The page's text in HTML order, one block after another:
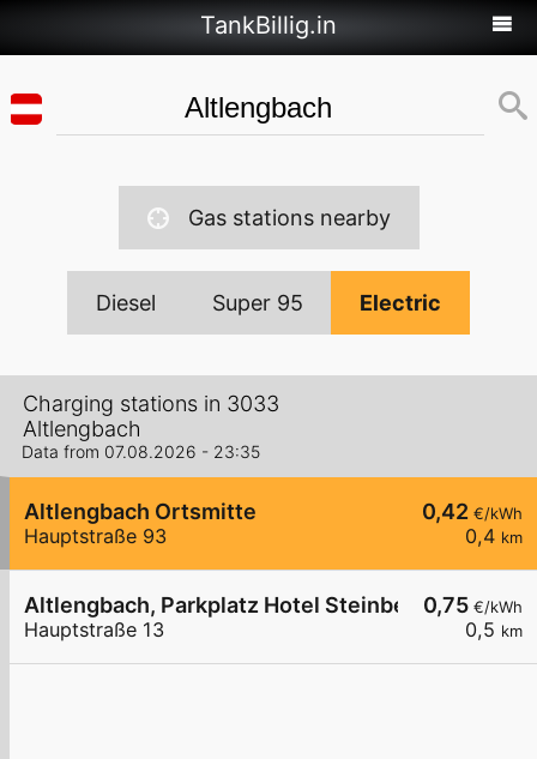
TankBillig.in
Gas stations nearby
Diesel Super 95 Electric
Charging stations in 3033
Altlengbach
Data from 07.08.2026 - 23:35
0,42 €/kWh
0,4 km
Altlengbach Ortsmitte
Hauptstraße 93
0,75 €/kWh
0,5 km
Altlengbach, Parkplatz Hotel Steinberger
Hauptstraße 13